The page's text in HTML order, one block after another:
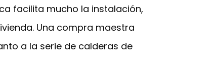
facilita mucho la instalación,
Una compra maestra
a la serie de calderas de